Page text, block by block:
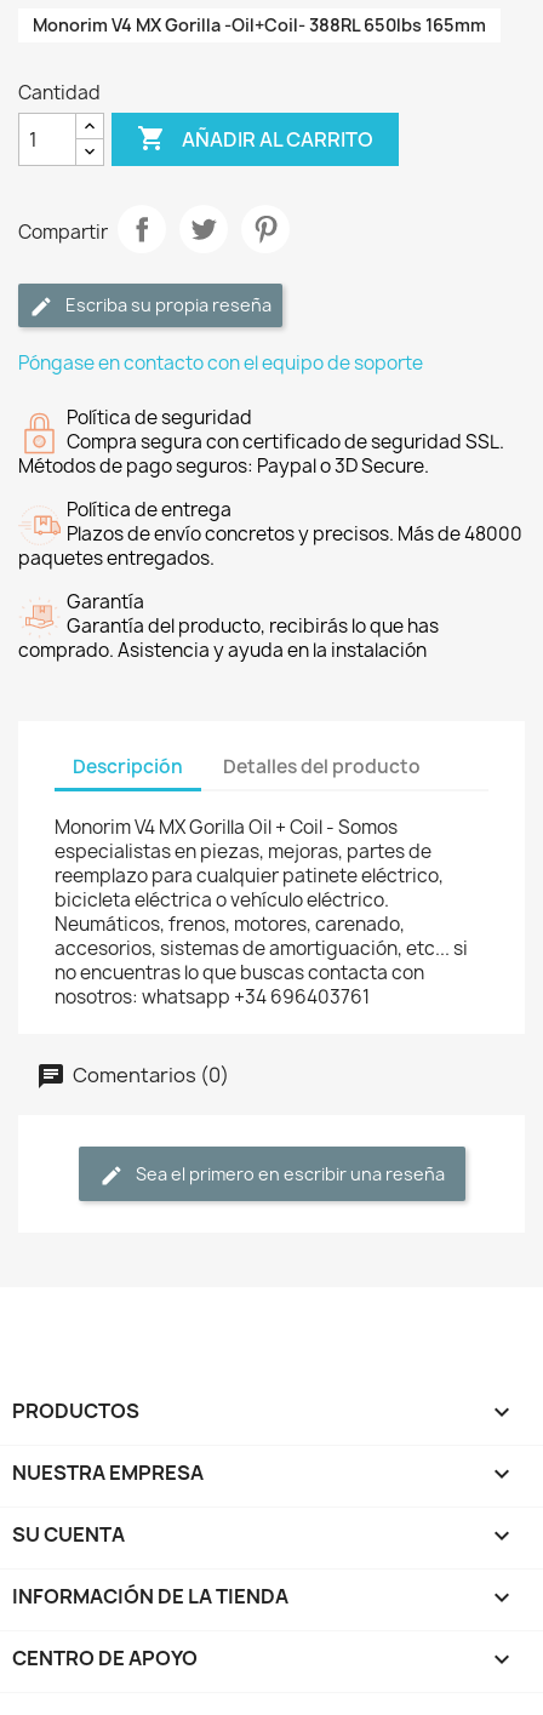
Monorim V4 MX Gorilla -Oil+Coil- 388RL 650lbs 165mm
Cantidad
 AÑADIR AL CARRITO
Compartir
Escriba su propia reseña
Póngase en contacto con el equipo de soporte
Política de seguridad
Compra segura con certificado de seguridad SSL.
Métodos de pago seguros: Paypal o 3D Secure.
Política de entrega
Plazos de envío concretos y precisos. Más de 48000
paquetes entregados.
Garantía
Garantía del producto, recibirás lo que has
comprado. Asistencia y ayuda en la instalación
Descripción Detalles del producto
Monorim V4 MX Gorilla Oil + Coil - Somos
especialistas en piezas, mejoras, partes de
reemplazo para cualquier patinete eléctrico,
bicicleta eléctrica o vehículo eléctrico.
Neumáticos, frenos, motores, carenado,
accesorios, sistemas de amortiguación, etc... si
no encuentras lo que buscas contacta con
nosotros: whatsapp +34 696403761
Comentarios (0)
Sea el primero en escribir una reseña
PRODUCTOS 
NUESTRA EMPRESA 
SU CUENTA 
INFORMACIÓN DE LA TIENDA keyboard_arrow_down
CENTRO DE APOYO 